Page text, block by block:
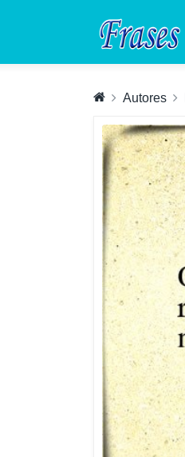
Autores